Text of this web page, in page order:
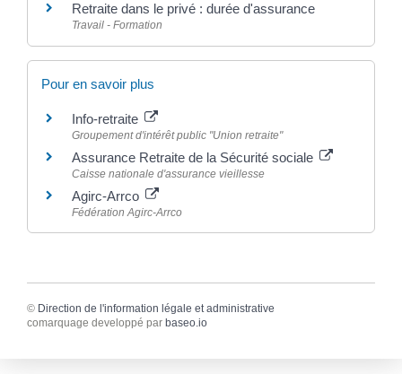
Retraite dans le privé : durée d'assurance
Travail - Formation
Pour en savoir plus
Info-retraite
Groupement d'intérêt public "Union retraite"
Assurance Retraite de la Sécurité sociale
Caisse nationale d'assurance vieillesse
Agirc-Arrco
Fédération Agirc-Arrco
© Direction de l'information légale et administrative
comarquage developpé par baseo.io